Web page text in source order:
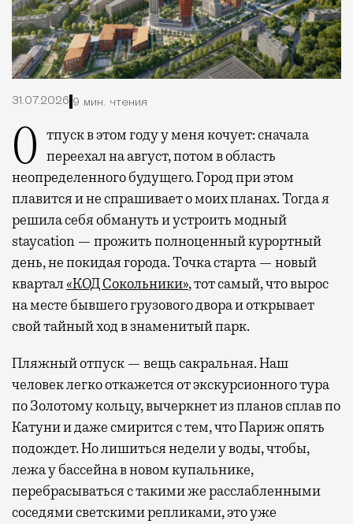
31.07.2026 9 мин. чтения
Отпуск в этом году у меня кочует: сначала переехал на август, потом в область
неопределенного будущего. Город при этом
плавится и не спрашивает о моих планах. Тогда я
решила себя обмануть и устроить модный
staycation — прожить полноценный курортный
день, не покидая города. Точка старта — новый
квартал«КОД Сокольники», тот самый, что вырос
на месте бывшего грузового двора и открывает
свой тайный ход в знаменитый парк.
Пляжный отпуск — вещь сакральная. Наш
человек легко откажется от экскурсионного тура
по Золотому кольцу, вычеркнет из планов сплав по
Катуни и даже смирится с тем, что Париж опять
подождет. Но лишиться недели у воды, чтобы,
лежа у бассейна в новом купальнике,
перебрасываться с такими же расслабленными
соседями светскими репликами, это уже